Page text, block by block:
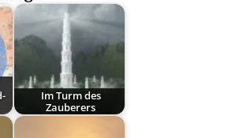
Im Turm des
Zauberers